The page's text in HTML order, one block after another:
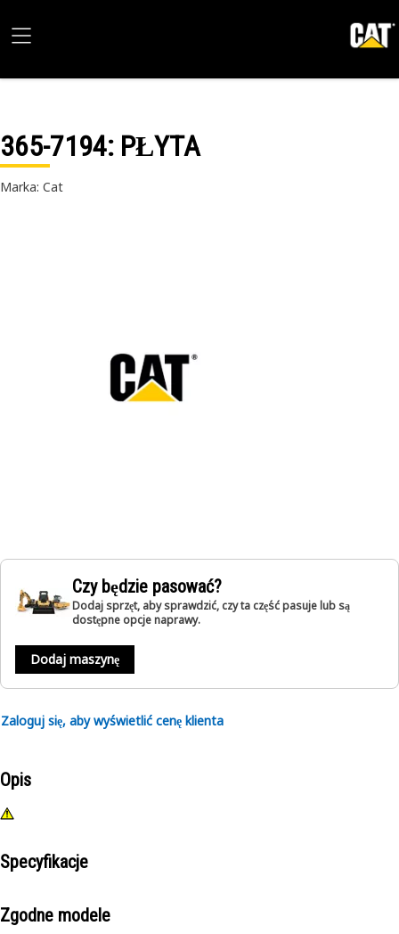
365-7194: PŁYTA
Marka: Cat
Czy będzie pasować?
Dodaj sprzęt, aby sprawdzić, czy ta część pasuje lub są
dostępne opcje naprawy.
Dodaj maszynę
Zaloguj się, aby wyświetlić cenę klienta
Opis
Specyfikacje
Zgodne modele